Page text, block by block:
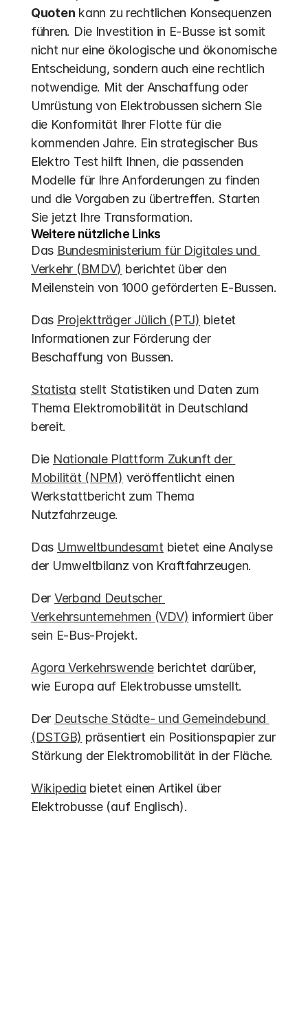
Quoten kann zu rechtlichen Konsequenzen
führen. Die Investition in E-Busse ist somit
nicht nur eine ökologische und ökonomische
Entscheidung, sondern auch eine rechtlich
notwendige. Mit der Anschaffung oder
Umrüstung von Elektrobussen sichern Sie
die Konformität Ihrer Flotte für die
kommenden Jahre. Ein strategischer Bus
Elektro Test hilft Ihnen, die passenden
Modelle für Ihre Anforderungen zu finden
und die Vorgaben zu übertreffen. Starten
Sie jetzt Ihre Transformation.
Weitere nützliche Links
Das Bundesministerium für Digitales und
Verkehr (BMDV) berichtet über den
Meilenstein von 1000 geförderten E-Bussen.
Das Projektträger Jülich (PTJ) bietet
Informationen zur Förderung der
Beschaffung von Bussen.
Statista stellt Statistiken und Daten zum
Thema Elektromobilität in Deutschland
bereit.
Die Nationale Plattform Zukunft der
Mobilität (NPM) veröffentlicht einen
Werkstattbericht zum Thema
Nutzfahrzeuge.
Das Umweltbundesamt bietet eine Analyse
der Umweltbilanz von Kraftfahrzeugen.
Der Verband Deutscher
Verkehrsunternehmen (VDV) informiert über
sein E-Bus-Projekt.
Agora Verkehrswende berichtet darüber,
wie Europa auf Elektrobusse umstellt.
Der Deutsche Städte- und Gemeindebund
(DSTGB) präsentiert ein Positionspapier zur
Stärkung der Elektromobilität in der Fläche.
Wikipedia bietet einen Artikel über
Elektrobusse (auf Englisch).